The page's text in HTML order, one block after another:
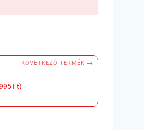
KÖVETKEZŐ TERMÉK 
Ft)